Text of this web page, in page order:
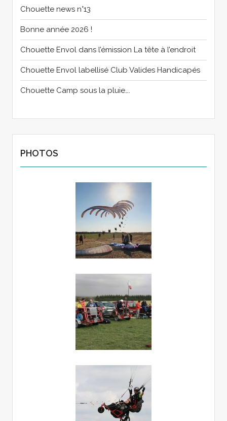
Chouette news n°13
Bonne année 2026 !
Chouette Envol dans l’émission La tête à l’endroit
Chouette Envol labellisé Club Valides Handicapés
Chouette Camp sous la pluie….
PHOTOS